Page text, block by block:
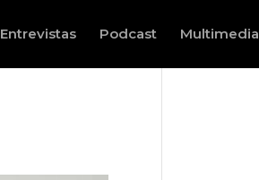
Entrevistas Podcast Multimedia